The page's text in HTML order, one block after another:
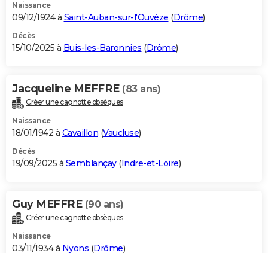
Naissance
09/12/1924 à Saint-Auban-sur-l'Ouvèze (Drôme)
Décès
15/10/2025 à Buis-les-Baronnies (Drôme)
Jacqueline MEFFRE (83 ans)
Créer une cagnotte obsèques
Naissance
18/01/1942 à Cavaillon (Vaucluse)
Décès
19/09/2025 à Semblançay(Indre-et-Loire)
Guy MEFFRE (90 ans)
Créer une cagnotte obsèques
Naissance
03/11/1934 à Nyons (Drôme)